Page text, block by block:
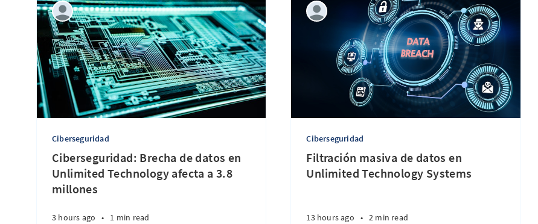
Ciberseguridad
Ciberseguridad: Brecha de datos en
Unlimited Technology afecta a 3.8
millones
3 hours ago • 1 min read
Ciberseguridad
Filtración masiva de datos en
Unlimited Technology Systems
13 hours ago • 2 min read